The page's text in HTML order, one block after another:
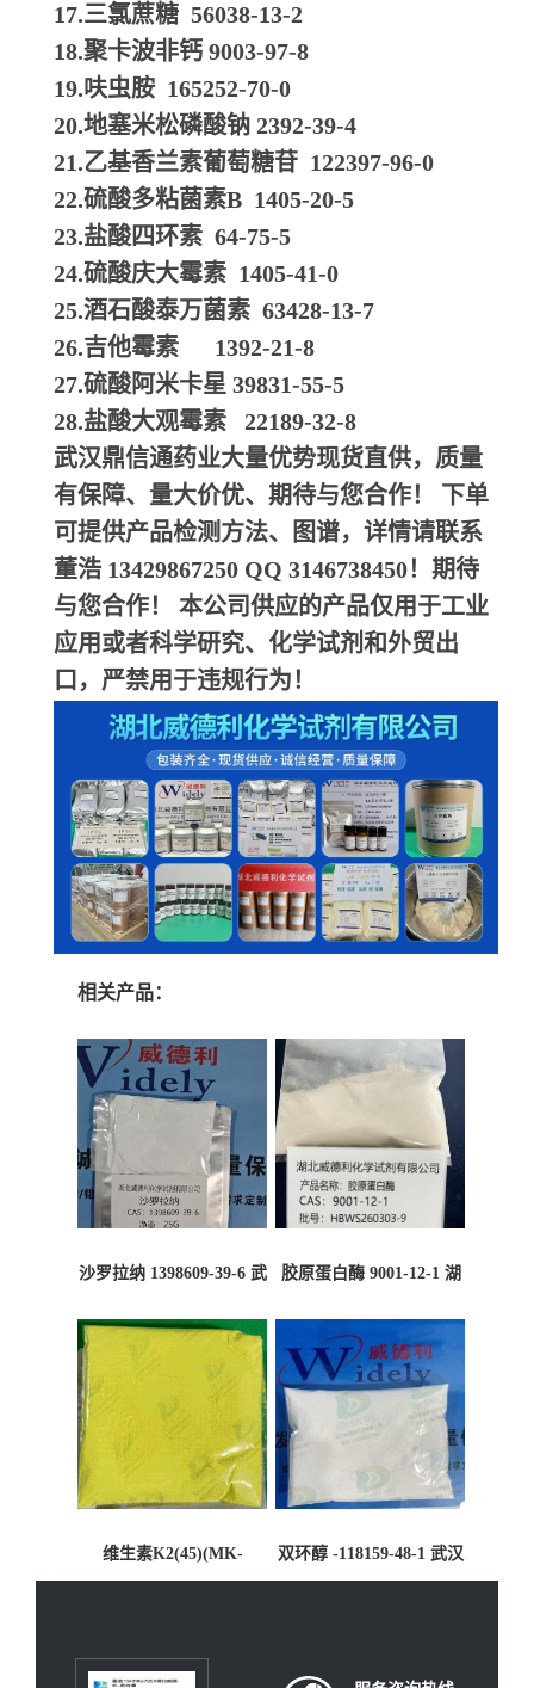
17.三氯蔗糖 56038-13-2
18.聚卡波非钙 9003-97-8
19.呋虫胺 165252-70-0
20.地塞米松磷酸钠 2392-39-4
21.乙基香兰素葡萄糖苷 122397-96-0
22.硫酸多粘菌素B 1405-20-5
23.盐酸四环素 64-75-5
24.硫酸庆大霉素 1405-41-0
25.酒石酸泰万菌素 63428-13-7
26.吉他霉素 1392-21-8
27.硫酸阿米卡星 39831-55-5
28.盐酸大观霉素 22189-32-8
武汉鼎信通药业大量优势现货直供，质量
有保障、量大价优、期待与您合作！ 下单
可提供产品检测方法、图谱，详情请联系
董浩 13429867250 QQ 3146738450！期待
与您合作！ 本公司供应的产品仅用于工业
应用或者科学研究、化学试剂和外贸出
口，严禁用于违规行为！
相关产品：
沙罗拉纳 1398609-39-6 武
胶原蛋白酶 9001-12-1 湖
维生素K2(45)(MK-
9)-523-39-7-武汉鼎信通药
双环醇 -118159-48-1 武汉
鼎信通药业大量现货供应